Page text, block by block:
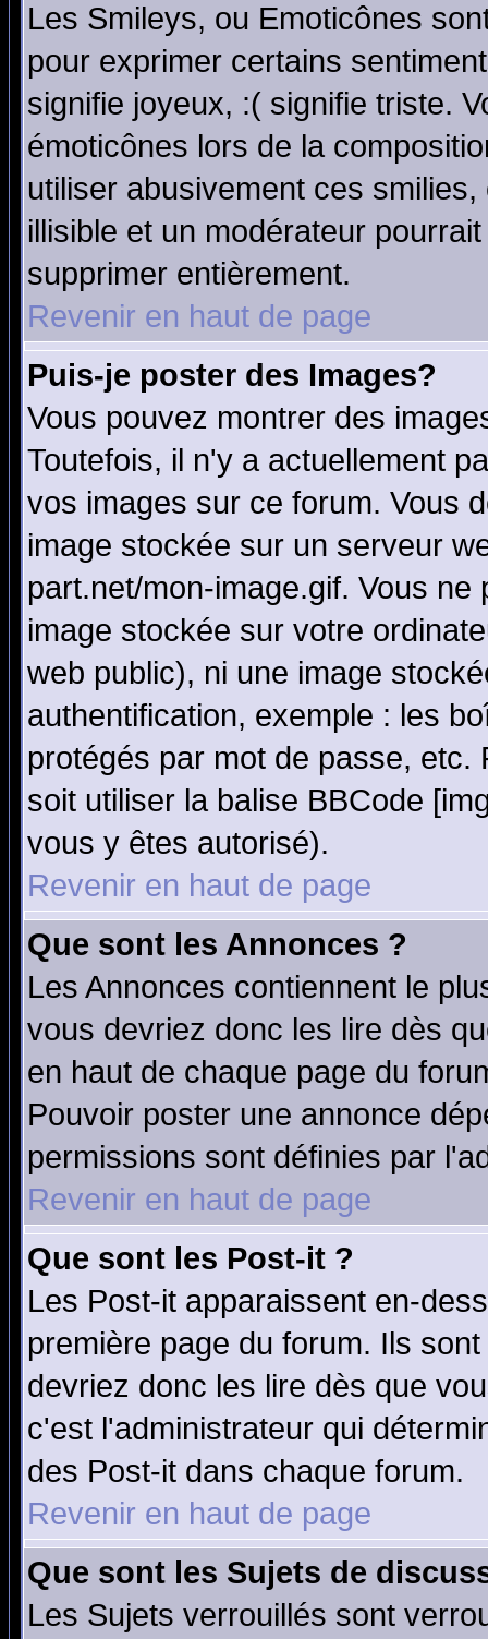
Les Smileys, ou Emoticônes
pour exprimer certains
signifie joyeux, :( signifie triste.
émoticônes lors de la
utiliser abusivement ces
illisible et un modérateur
supprimer entièrement.
Revenir en haut de page
Puis-je poster des Images?
Vous pouvez montrer des
Toutefois, il n'y a actuellement
vos images sur ce forum. Vous
image stockée sur un serveur
part.net/mon-image.gif. Vous
image stockée sur votre
web public), ni une image
authentification, exemple : les
protégés par mot de passe,
soit utiliser la balise BBCode
vous y êtes autorisé).
Revenir en haut de page
Que sont les Annonces ?
Les Annonces contiennent le
vous devriez donc les lire dès
en haut de chaque page du
Pouvoir poster une annonce
permissions sont définies par
Revenir en haut de page
Que sont les Post-it ?
Les Post-it apparaissent en-
première page du forum. Ils
devriez donc les lire dès que
c'est l'administrateur qui
des Post-it dans chaque forum.
Revenir en haut de page
Que sont les Sujets de
Les Sujets verrouillés sont